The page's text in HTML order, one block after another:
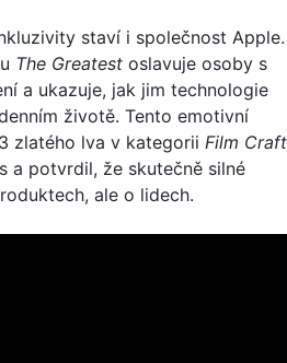
staví i společnost Apple.
The Greatest oslavuje osoby s
a ukazuje, jak jim technologie
životě. Tento emotivní
zlatého lva v kategorii Film Craft
a potvrdil, že skutečně silné
ale o lidech.​